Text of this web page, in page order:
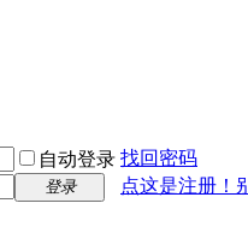
自动登录 找回密码
登录
点这是注册！